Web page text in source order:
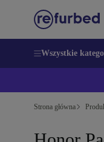
Wszystkie
Strona główna